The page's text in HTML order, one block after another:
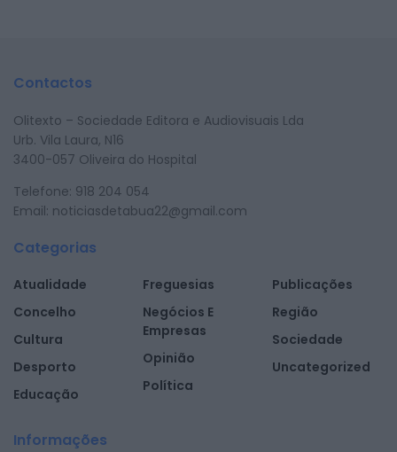
Contactos
Olitexto – Sociedade Editora e Audiovisuais Lda
Urb. Vila Laura, N16
3400-057 Oliveira do Hospital
Telefone: 918 204 054
Email: noticiasdetabua22@gmail.com
Categorias
Atualidade
Concelho
Cultura
Desporto
Educação
Freguesias
Negócios E
Empresas
Opinião
Política
Publicações
Região
Sociedade
Uncategorized
Informações